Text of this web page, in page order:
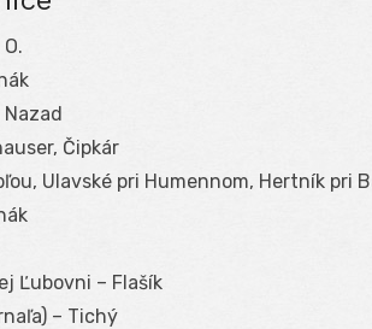
Nazad
Čipkár
Ulavské pri Humennom, Hertník pri
Ľubovni – Flašík
– Tichý